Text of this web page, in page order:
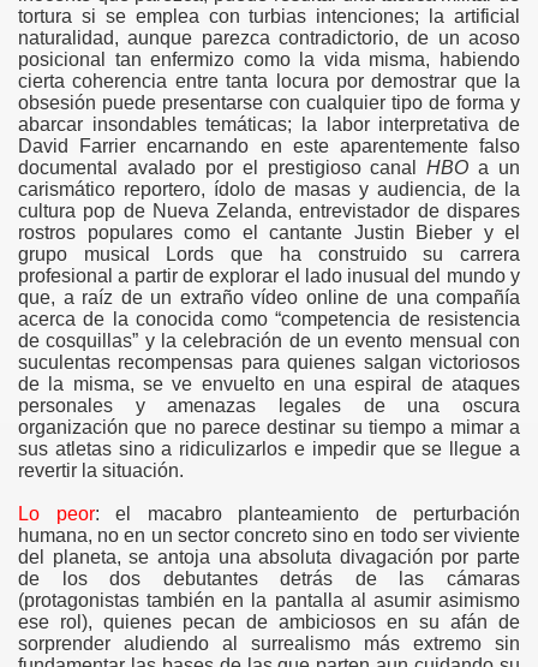
tortura si se emplea con turbias intenciones; la artificial
naturalidad, aunque parezca contradictorio, de un acoso
posicional tan enfermizo como la vida misma, habiendo
cierta coherencia entre tanta locura por demostrar que la
obsesión puede presentarse con cualquier tipo de forma y
abarcar insondables temáticas; la labor interpretativa de
David Farrier encarnando en este aparentemente falso
documental avalado por el prestigioso canalHBO a un
carismático reportero, ídolo de masas y audiencia, de la
cultura pop de Nueva Zelanda, entrevistador de dispares
rostros populares como el cantante Justin Bieber y el
grupo musical Lords que ha construido su carrera
profesional a partir de explorar el lado inusual del mundo y
que, a raíz de un extraño vídeo online de una compañía
acerca de la conocida como “competencia de resistencia
de cosquillas” y la celebración de un evento mensual con
suculentas recompensas para quienes salgan victoriosos
de la misma, se ve envuelto en una espiral de ataques
personales y amenazas legales de una oscura
organización que no parece destinar su tiempo a mimar a
sus atletas sino a ridiculizarlos e impedir que se llegue a
revertir la situación.
Lo peor: el macabro planteamiento de perturbación
humana, no en un sector concreto sino en todo ser viviente
del planeta, se antoja una absoluta divagación por parte
de los dos debutantes detrás de las cámaras
(protagonistas también en la pantalla al asumir asimismo
ese rol), quienes pecan de ambiciosos en su afán de
sorprender aludiendo al surrealismo más extremo sin